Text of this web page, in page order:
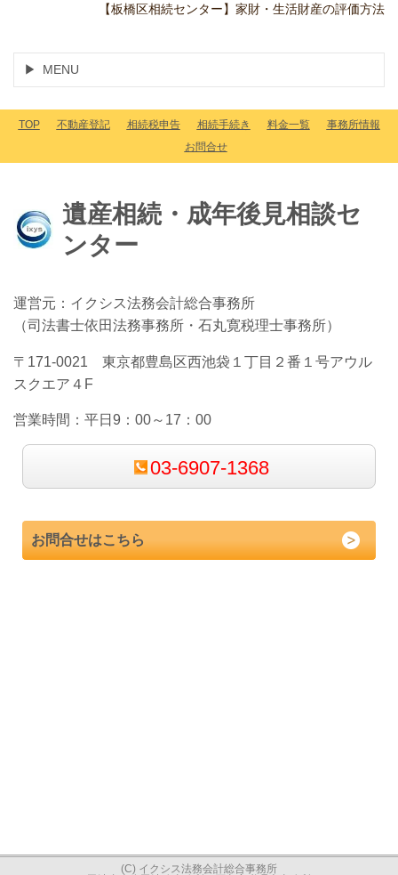
【板橋区相続センター】家財・生活財産の評価方法
MENU
TOP 不動産登記 相続税申告 相続手続き 料金一覧
事務所情報
お問合せ
遺産相続・成年後見相談セ
ンター
運営元：イクシス法務会計総合事務所
（司法書士依田法務事務所・石丸寛税理士事務所）
〒171-0021 東京都豊島区西池袋１丁目２番１号アウル
スクエア４F
営業時間： 平日9：00～17：00
03-6907-1368
お問合せはこちら
(C) イクシス法務会計総合事務所